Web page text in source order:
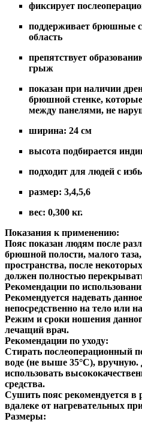
фиксирует
поддерживает брюшные
область
препятствует
грыж
показан при наличии
брюшной стенке,
между панелями, не
ширина: 24 см
высота подбирается
подходит для людей с
размер: 3,4,5,6
вес: 0,300 кг.
Показания к применению:
Пояс показан людям после
брюшной полости, малого
пространства, после
должен полностью
Рекомендации по
Рекомендуется надевать
непосредственно на тело или
Режим и сроки ношения
лечащий врач.
Рекомендации по уходу:
Стирать послеоперационный
воде (не выше 35°С), вручную.
использовать
средства.
Сушить пояс рекомендуется в
вдалеке от нагревательных
Размеры: